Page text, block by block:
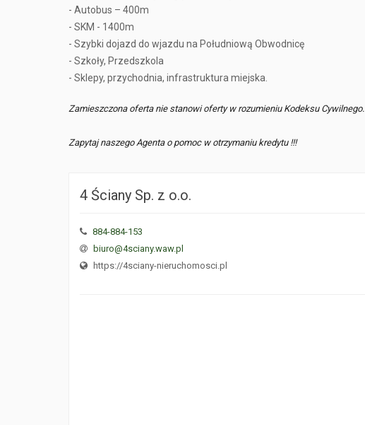
- Autobus – 400m
- SKM - 1400m
- Szybki dojazd do wjazdu na Południową Obwodnicę
- Szkoły, Przedszkola
- Sklepy, przychodnia, infrastruktura miejska.
Zamieszczona oferta nie stanowi oferty w rozumieniu Kodeksu Cywilnego.
Zapytaj naszego Agenta o pomoc w otrzymaniu kredytu !!!
4 Ściany Sp. z o.o.
884-884-153
biuro@4sciany.waw.pl
https://4sciany-nieruchomosci.pl